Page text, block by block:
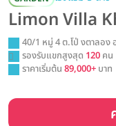
Limon Villa
40/1 หมู่ 4 ต.โป่ งตาลอง
รองรับแขกสูงสุด 120 คน
ราคาเริ่มต้น 89,000+ บาท